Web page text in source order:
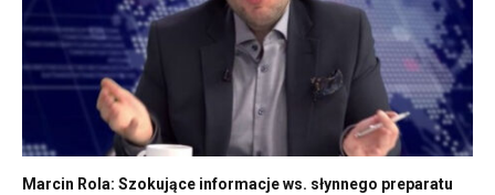
Marcin Rola: Szokujące informacje ws. słynnego preparatu